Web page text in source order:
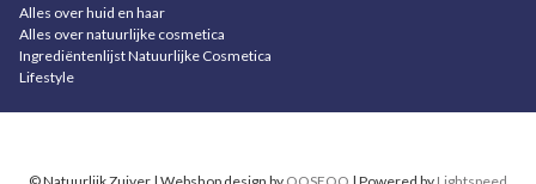
Alles over huid en haar
Alles over natuurlijke cosmetica
Ingrediëntenlijst Natuurlijke Cosmetica
Lifestyle